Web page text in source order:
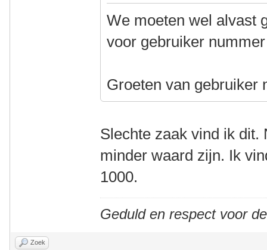
We moeten wel alvast
voor gebruiker
Groeten van gebruiker
Slechte zaak vind ik dit.
minder waard zijn. Ik
1000.
Geduld en respect voor
Zoek